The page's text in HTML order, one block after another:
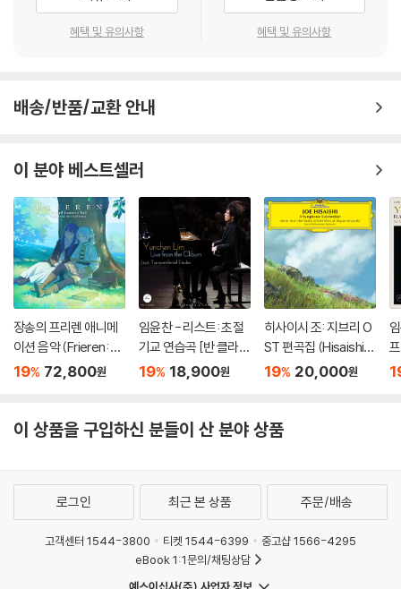
혜택 및 유의사항 혜택 및 유의사항
배송/반품/교환 안내
이 분야 베스트셀러
장송의 프리렌 애니메
이션 음악 (Frieren: B
eyond Journey's En
러 2LP]
19% 72,800원
임윤찬 - 리스트: 초절
기교 연습곡 [반 클라이
번 콩쿠르 실황 녹음]
19% 18,900원
히사이시 조: 지브리 O
ST 편곡집 (Hisaishi J
oe: Symphonic Cele
19% 20,000원
[
이 상품을 구입하신 분들이 산 분야 상품
로그인 최근 본 상품 주문/배송
고객센터 1544-3800 티켓 1544-6399
중고샵 1566-4295
eBook 1:1문의/채팅상담